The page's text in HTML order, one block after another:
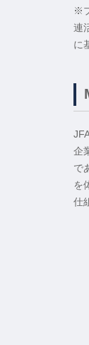
※
連
に
企
で
を
仕